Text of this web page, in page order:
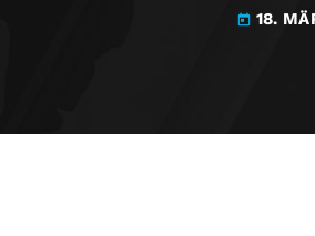
today 18.